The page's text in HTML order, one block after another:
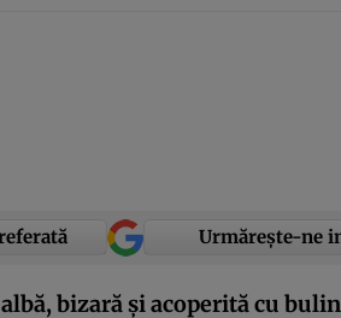
Urmărește-ne
bizară și acoperită cu